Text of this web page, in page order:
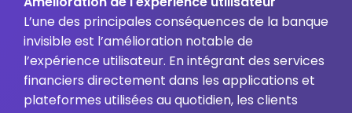
L’une des principales conséquences de la banque
invisible est l’amélioration notable de
l’expérience utilisateur. En intégrant des services
financiers directement dans les applications et
plateformes utilisées au quotidien, les clients